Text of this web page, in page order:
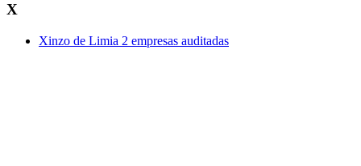
X
Xinzo de Limia 2 empresas auditadas